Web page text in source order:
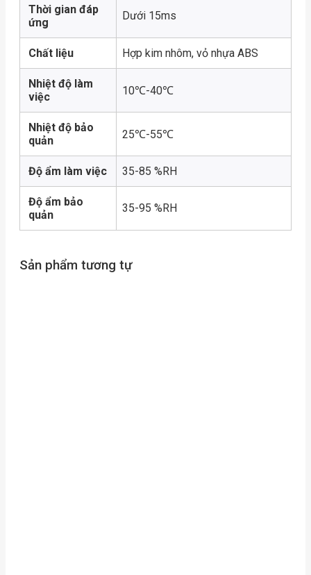
Thời gian đáp
ứng
Dưới 15ms
Chất liệu Hợp kim nhôm, vỏ nhựa ABS
Nhiệt độ làm
việc
10℃-40℃
Nhiệt độ bảo
quản
25℃-55℃
Độ ẩm làm việc 35-85 %RH
Độ ẩm bảo
quản
35-95 %RH
Sản phẩm tương tự